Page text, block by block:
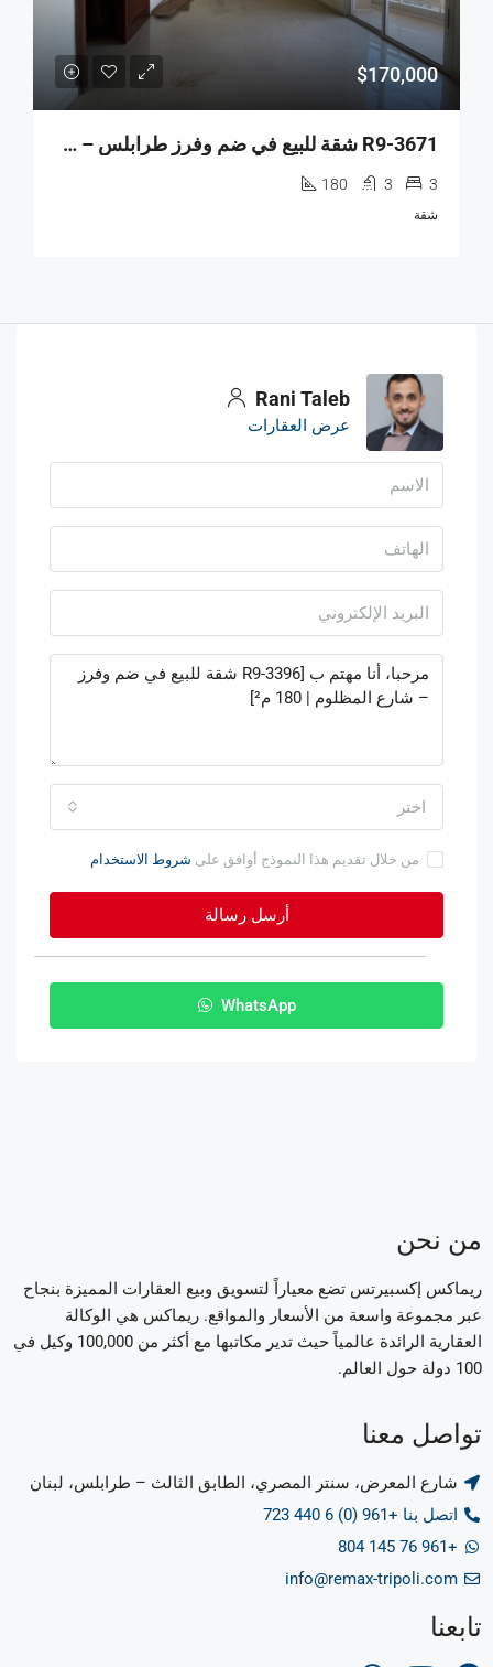
$170,000
R9-3671 شقة للبيع في ضم وفرز طرابلس – 180 م²
3
3
180
شقة
Rani Taleb
عرض العقارات
اختر
من خلال تقديم هذا النموذج أوافق على شروط الاستخدام
أرسل رسالة
WhatsApp
من نحن
ريماكس إكسبيرتس تضع معياراً لتسويق وبيع العقارات المميزة بنجاح
عبر مجموعة واسعة من الأسعار والمواقع. ريماكس هي الوكالة
العقارية الرائدة عالمياً حيث تدير مكاتبها مع أكثر من 100,000 وكيل في
100 دولة حول العالم.
تواصل معنا
شارع المعرض، سنتر المصري، الطابق الثالث – طرابلس، لبنان
اتصل بنا +961 (0) 6 440 723
+961 76 145 804
info@remax-tripoli.com
تابعنا